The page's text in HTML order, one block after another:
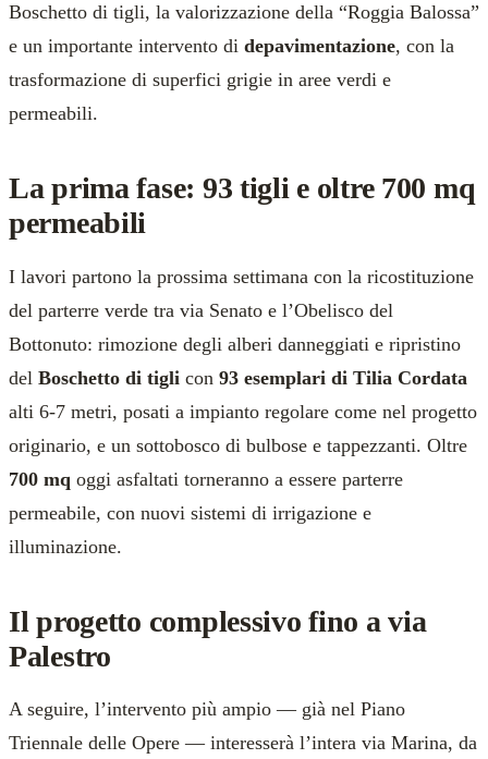
Boschetto di tigli, la valorizzazione della “Roggia Balossa”
e un importante intervento di depavimentazione, con la
trasformazione di superfici grigie in aree verdi e
permeabili.
La prima fase: 93 tigli e oltre 700 mq
permeabili
I lavori partono la prossima settimana con la ricostituzione
del parterre verde tra via Senato e l’Obelisco del
Bottonuto: rimozione degli alberi danneggiati e ripristino
del Boschetto di tigli con 93 esemplari di Tilia Cordata
alti 6-7 metri, posati a impianto regolare come nel progetto
originario, e un sottobosco di bulbose e tappezzanti. Oltre
700 mq oggi asfaltati torneranno a essere parterre
permeabile, con nuovi sistemi di irrigazione e
illuminazione.
Il progetto complessivo fino a via
Palestro
A seguire, l’intervento più ampio — già nel Piano
Triennale delle Opere — interesserà l’intera via Marina, da